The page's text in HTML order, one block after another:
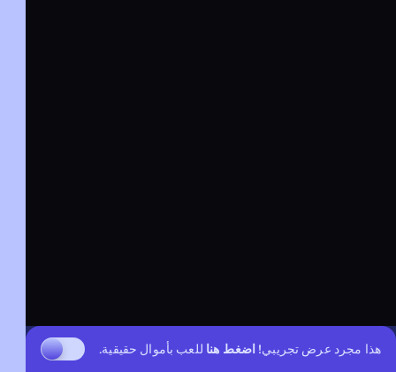
هذا مجرد عرض تجريبي! اضغط هنا للعب بأموال حقيقية.